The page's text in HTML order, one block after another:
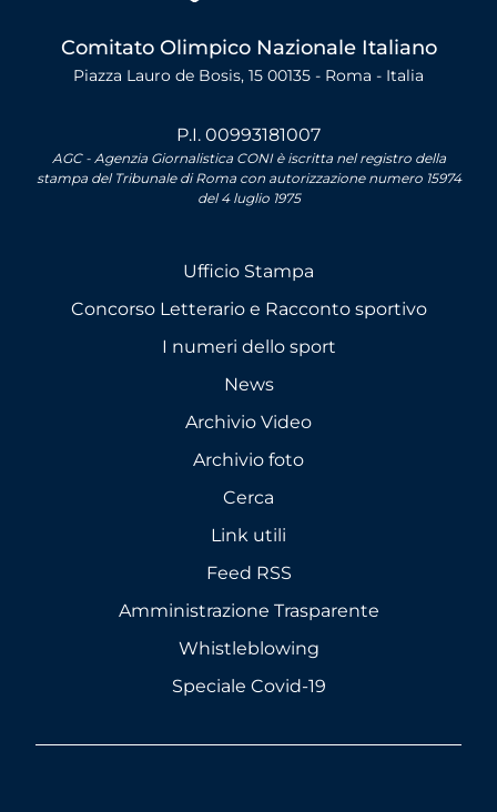
Comitato Olimpico Nazionale Italiano
Piazza Lauro de Bosis, 15 00135 - Roma - Italia
P.I. 00993181007
AGC - Agenzia Giornalistica CONI è iscritta nel registro della
stampa del Tribunale di Roma con autorizzazione numero 15974
del 4 luglio 1975
Ufficio Stampa
Concorso Letterario e Racconto sportivo
I numeri dello sport
News
Archivio Video
Archivio foto
Cerca
Link utili
Feed RSS
Amministrazione Trasparente
Whistleblowing
Speciale Covid-19